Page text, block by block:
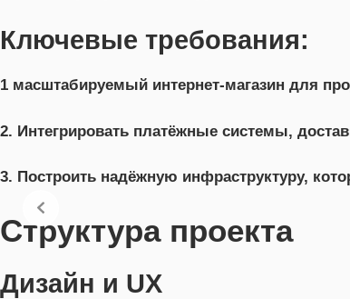
Ключевые требования:
1 масштабируемый интернет-магазин для
2. Интегрировать платёжные системы,
3. Построить надёжную инфраструктуру,
Структура проекта
Дизайн и UX